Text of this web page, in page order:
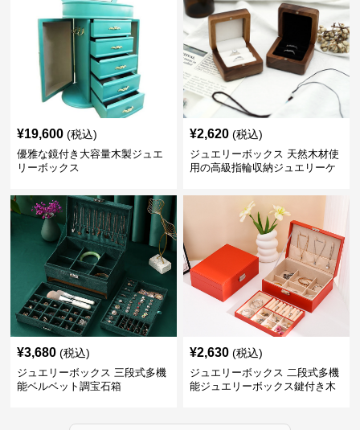
¥19,600 (税込)
優雅な鏡付き大容量木製ジュエ
リーボックス
¥2,620 (税込)
ジュエリーボックス 天然木材使
用の高級指輪収納ジュエリーケ
¥3,680 (税込)
ジュエリーボックス 三段式多機
能ベルベット調宝石箱
¥2,630 (税込)
ジュエリーボックス 二段式多機
能ジュエリーボックス鍵付き木